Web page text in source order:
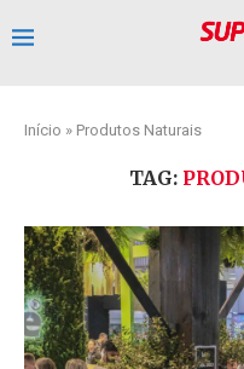
Início » Produtos Naturais
TAG: